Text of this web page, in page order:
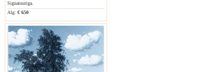
Signatuuriga.
Alg: € 650